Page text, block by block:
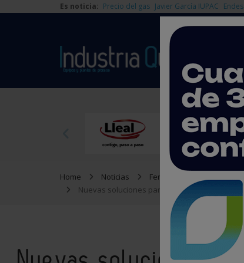
Es noticia: Precio del gas Javier García IUPAC
Home Noticias
Ferias y Congresos
Nuevas soluciones para la industria de